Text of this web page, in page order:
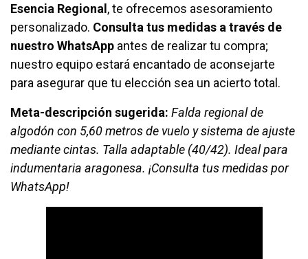
Esencia Regional , te ofrecemos asesoramiento
personalizado. Consulta tus medidas a través de
nuestro WhatsApp antes de realizar tu compra;
nuestro equipo estará encantado de aconsejarte
para asegurar que tu elección sea un acierto total.
Meta-descripción sugerida: Falda regional de
algodón con 5,60 metros de vuelo y sistema de ajuste
mediante cintas. Talla adaptable (40/42). Ideal para
indumentaria aragonesa. ¡Consulta tus medidas por
WhatsApp!